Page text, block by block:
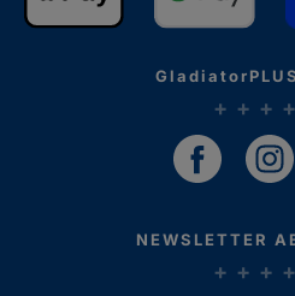
NEWSLETTER